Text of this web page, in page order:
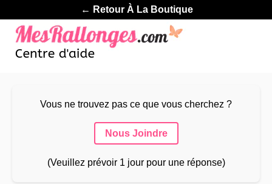
← Retour À La Boutique
Vous ne trouvez pas ce que vous cherchez ?
Nous Joindre
(Veuillez prévoir 1 jour pour une réponse)